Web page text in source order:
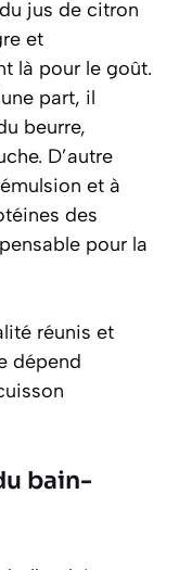
jus de citron
et
là pour le goût.
part, il
beurre,
D’autre
et à
des
pour la
réunis et
dépend
bain-